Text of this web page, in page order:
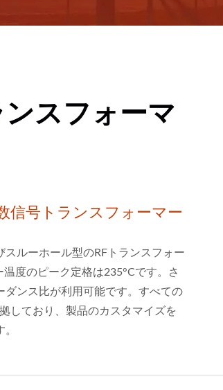
ンスフォーマ
信号トランスフォーマー
スルーホール型のRFトランスフォー
温度のピーク定格は235°Cです。さ
ダンス比が利用可能です。すべての
しており、製品のカスタマイズを